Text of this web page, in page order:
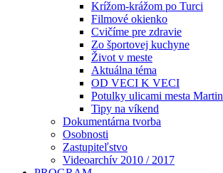
Krížom-krážom po Turci
Filmové okienko
Cvičíme pre zdravie
Zo športovej kuchyne
Život v meste
Aktuálna téma
OD VECI K VECI
Potulky ulicami mesta Martin
Tipy na víkend
Dokumentárna tvorba
Osobnosti
Zastupiteľstvo
Videoarchív 2010 / 2017